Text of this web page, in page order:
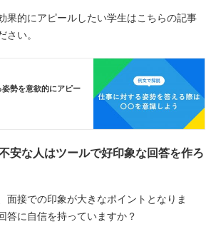
果的にアピールしたい学生はこちらの記事
さい。
勢を意欲的にアピー
安な人はツールで好印象な回答を作ろ
面接での印象が大きなポイントとなりま
答に自信を持っていますか？